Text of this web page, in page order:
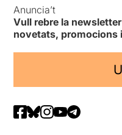
Anuncia’t
Vull rebre la
novetats, promocions